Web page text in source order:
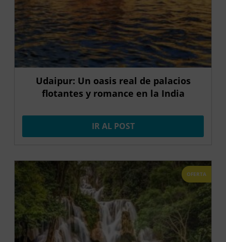
Udaipur: Un oasis real de palacios
flotantes y romance en la India
IR AL POST
OFERTA